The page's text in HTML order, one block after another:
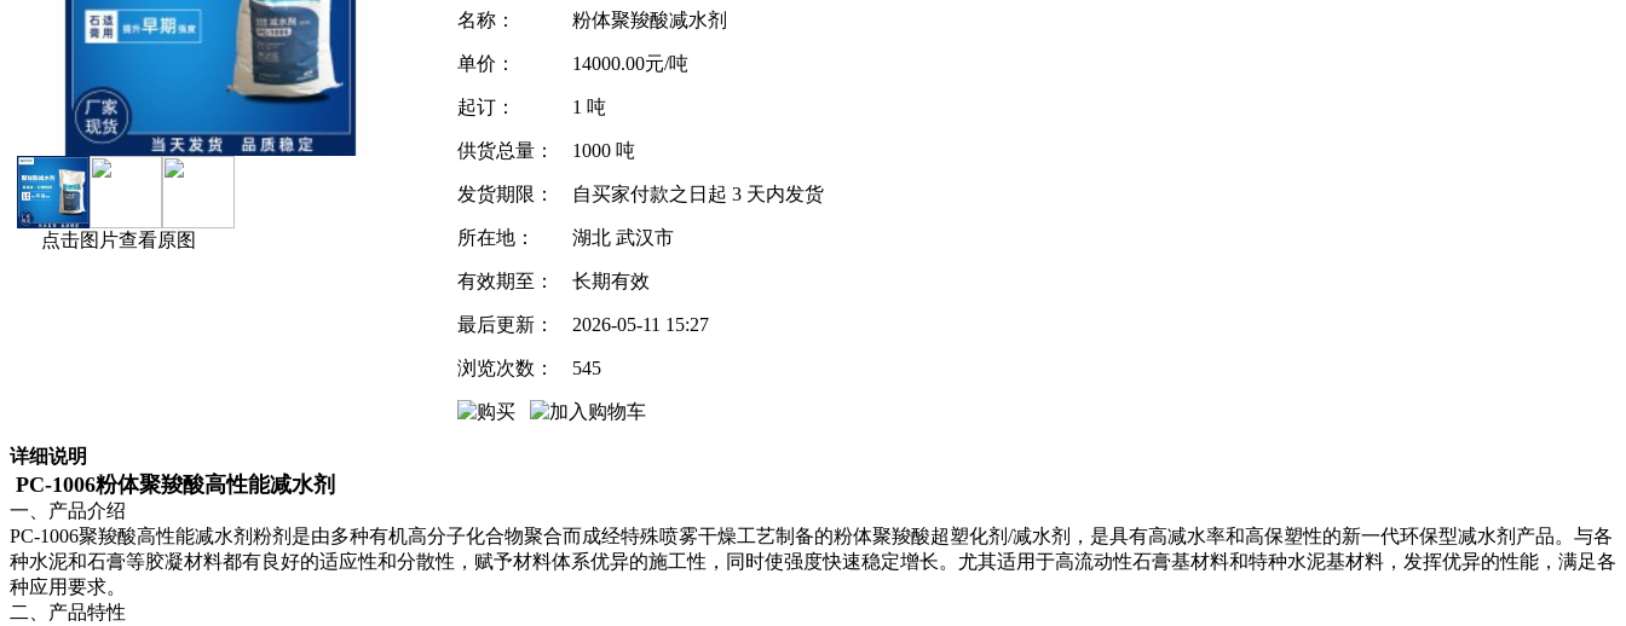
点击图片查看原图
名称： 粉体聚羧酸减水剂
单价： 14000.00元/吨
起订： 1 吨
供货总量： 1000 吨
发货期限： 自买家付款之日起 3 天内发货
所在地： 湖北 武汉市
有效期至： 长期有效
最后更新： 2026-05-11 15:27
浏览次数： 545
详细说明
PC-1006粉体聚羧酸高性能减水剂
一、产品介绍
PC-1006聚羧酸高性能减水剂粉剂是由多种有机高分子化合物聚合而成经特殊喷雾干燥工艺制备的粉体聚羧酸超塑化剂/减水剂，是具有高减水率和高保塑性的新一代环保型减水剂产品。与各
种水泥和石膏等胶凝材料都有良好的适应性和分散性，赋予材料体系优异的施工性，同时使强度快速稳定增长。尤其适用于高流动性石膏基材料和特种水泥基材料，发挥优异的性能，满足各
种应用要求。
二、产品特性